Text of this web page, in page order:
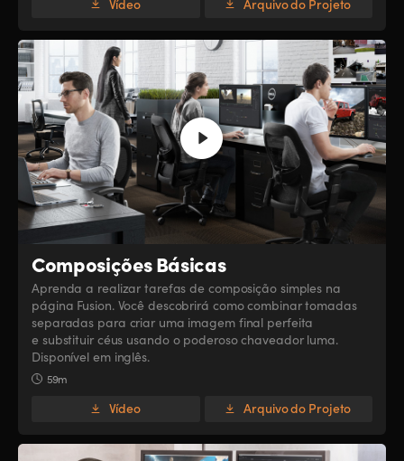
Vídeo Arquivo do Projeto
Composições Básicas
Aprenda a realizar tarefas de composição simples na
página Fusion. Você descobrirá como combinar tomadas
separadas para criar uma imagem final perfeita
e substituir céus usando o poderoso chaveador luma.
Disponível em inglês.
59m
Vídeo Arquivo do Projeto